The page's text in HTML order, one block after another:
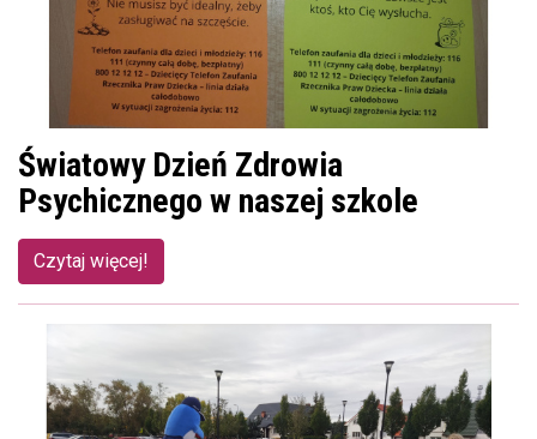
Światowy Dzień Zdrowia
Psychicznego w naszej szkole
Czytaj więcej!